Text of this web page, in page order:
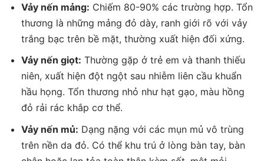
Vảy nến mảng: Chiếm 80-90% các trường hợp. Tổn
thương là những mảng đỏ dày, ranh giới rõ với vảy
trắng bạc trên bề mặt, thường xuất hiện đối xứng.
Vảy nến giọt: Thường gặp ở trẻ em và thanh thiếu
niên, xuất hiện đột ngột sau nhiễm liên cầu khuẩn
hầu họng. Tổn thương nhỏ như hạt gạo, màu hồng
đỏ rải rác khắp cơ thể.
Vảy nến mủ: Dạng nặng với các mụn mủ vô trùng
trên nền da đỏ. Có thể khu trú ở lòng bàn tay, bàn